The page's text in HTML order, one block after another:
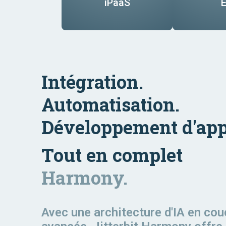
iPaaS
Information
Intégration.
Automatisation.
Développement
Tout en complet
Harmony.
Avec une architecture d'IA en